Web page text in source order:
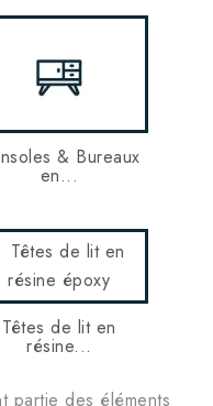
& Bureaux
en...
Têtes de lit en
résine...
partie des éléments